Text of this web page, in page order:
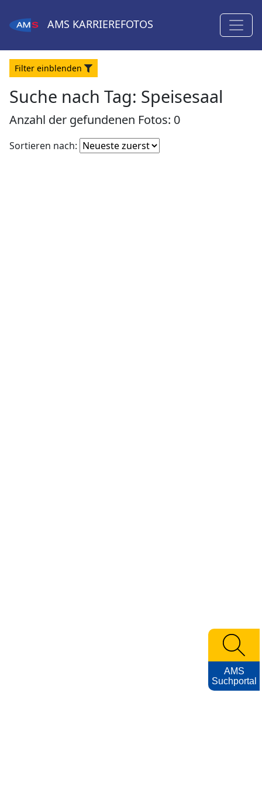
AMS KARRIEREFOTOS
Filter einblenden
Suche nach Tag: Speisesaal
Anzahl der gefundenen Fotos: 0
Sortieren nach:
AMS
Suchportal